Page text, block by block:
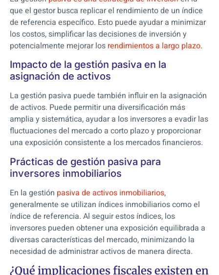
que el gestor busca replicar el rendimiento de un índice
de referencia específico. Esto puede ayudar a minimizar
los costos, simplificar las decisiones de inversión y
potencialmente mejorar los rendimientos a largo plazo.
Impacto de la gestión pasiva en la
asignación de activos
La gestión pasiva puede también influir en la asignación
de activos. Puede permitir una diversificación más
amplia y sistemática, ayudar a los inversores a evadir las
fluctuaciones del mercado a corto plazo y proporcionar
una exposición consistente a los mercados financieros.
Prácticas de gestión pasiva para
inversores inmobiliarios
En la gestión pasiva de activos inmobiliarios,
generalmente se utilizan índices inmobiliarios como el
índice de referencia. Al seguir estos índices, los
inversores pueden obtener una exposición equilibrada a
diversas características del mercado, minimizando la
necesidad de administrar activos de manera directa.
¿Qué implicaciones fiscales existen en